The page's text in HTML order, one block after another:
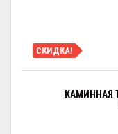
СКИДКА!
КАМИННАЯ